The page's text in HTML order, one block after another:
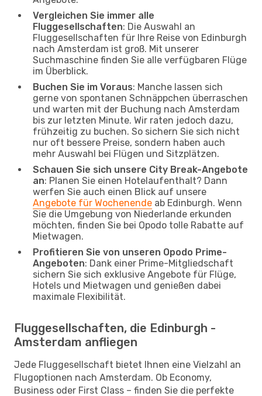
Vergleichen Sie immer alle
Fluggesellschaften: Die Auswahl an
Fluggesellschaften für Ihre Reise von Edinburgh
nach Amsterdam ist groß. Mit unserer
Suchmaschine finden Sie alle verfügbaren Flüge
im Überblick.
Buchen Sie im Voraus: Manche lassen sich
gerne von spontanen Schnäppchen überraschen
und warten mit der Buchung nach Amsterdam
bis zur letzten Minute. Wir raten jedoch dazu,
frühzeitig zu buchen. So sichern Sie sich nicht
nur oft bessere Preise, sondern haben auch
mehr Auswahl bei Flügen und Sitzplätzen.
Schauen Sie sich unsere City Break-Angebote
an: Planen Sie einen Hotelaufenthalt? Dann
werfen Sie auch einen Blick auf unsere
Angebote für Wochenende ab Edinburgh. Wenn
Sie die Umgebung von Niederlande erkunden
möchten, finden Sie bei Opodo tolle Rabatte auf
Mietwagen.
Profitieren Sie von unseren Opodo Prime-
Angeboten: Dank einer Prime-Mitgliedschaft
sichern Sie sich exklusive Angebote für Flüge,
Hotels und Mietwagen und genießen dabei
maximale Flexibilität.
Fluggesellschaften, die Edinburgh -
Amsterdam anfliegen
Jede Fluggesellschaft bietet Ihnen eine Vielzahl an
Flugoptionen nach Amsterdam. Ob Economy,
Business oder First Class – finden Sie die perfekte